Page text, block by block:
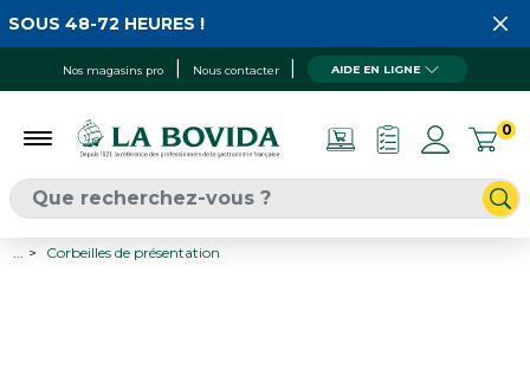
Nos magasins pro Nous contacter AIDE EN LIGNE
0
48-72 HEURES !
Corbeilles de présentation